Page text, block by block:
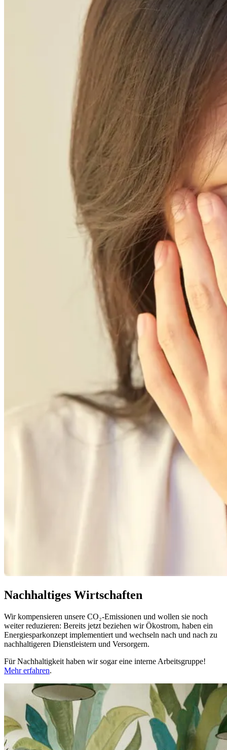
Nachhaltiges Wirtschaften
Wir kompensieren unsere CO₂-Emissionen und wollen sie noch
weiter reduzieren: Bereits jetzt beziehen wir Ökostrom, haben ein
Energiesparkonzept implementiert und wechseln nach und nach zu
nachhaltigeren Dienstleistern und Versorgern.
Für Nachhaltigkeit haben wir sogar eine interne Arbeitsgruppe!
Mehr erfahren.